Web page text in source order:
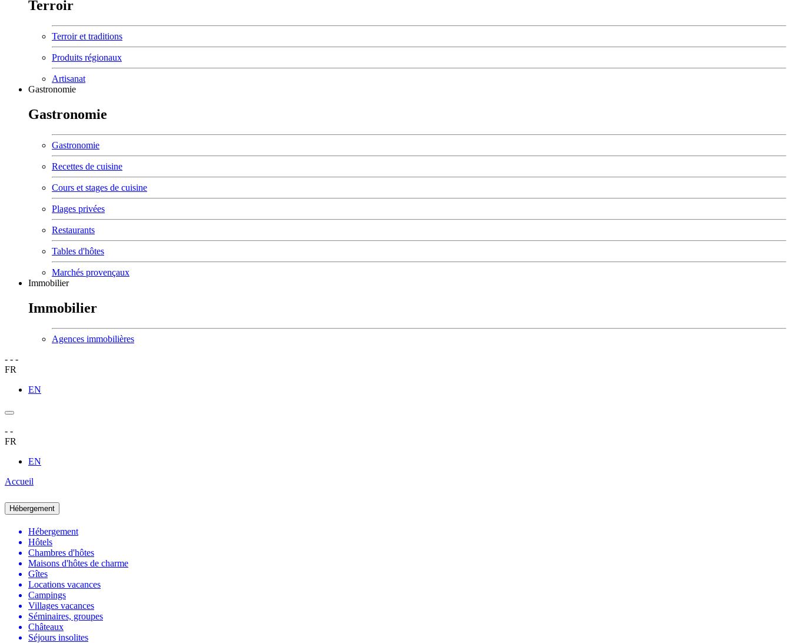
Terroir
Terroir et traditions
Produits régionaux
Artisanat
Gastronomie
Gastronomie
Gastronomie
Recettes de cuisine
Cours et stages de cuisine
Plages privées
Restaurants
Tables d'hôtes
Marchés provençaux
Immobilier
Immobilier
Agences immobilières
- - -
FR
EN
- -
FR
EN
Accueil
Hébergement
Hébergement
Hôtels
Chambres d'hôtes
Maisons d'hôtes de charme
Gîtes
Locations vacances
Campings
Villages vacances
Séminaires, groupes
Châteaux
Séjours insolites